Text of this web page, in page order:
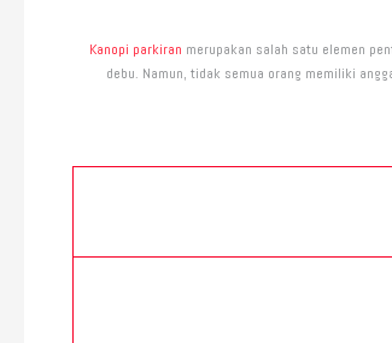
Kanopi parkiran merupakan salah satu elemen
debu. Namun, tidak semua orang memiliki